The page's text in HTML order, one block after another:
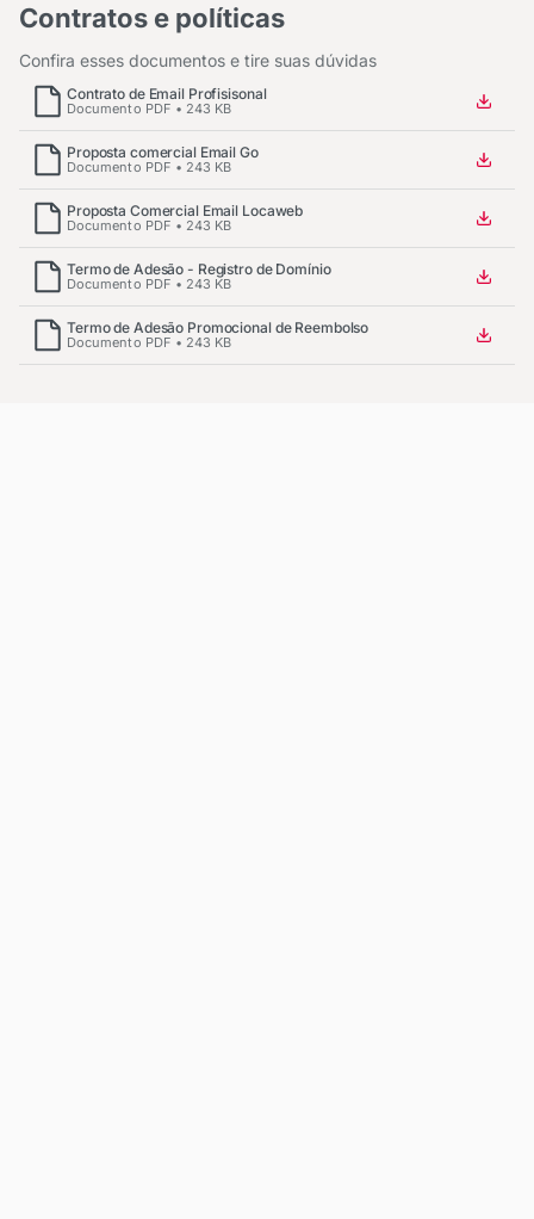
Contratos e políticas
Confira esses documentos e tire suas dúvidas
Contrato de Email Profisisonal
Documento PDF • 243 KB
Proposta comercial Email Go
Documento PDF • 243 KB
Proposta Comercial Email Locaweb
Documento PDF • 243 KB
Termo de Adesão - Registro de Domínio
Documento PDF • 243 KB
Termo de Adesão Promocional de Reembolso
Documento PDF • 243 KB